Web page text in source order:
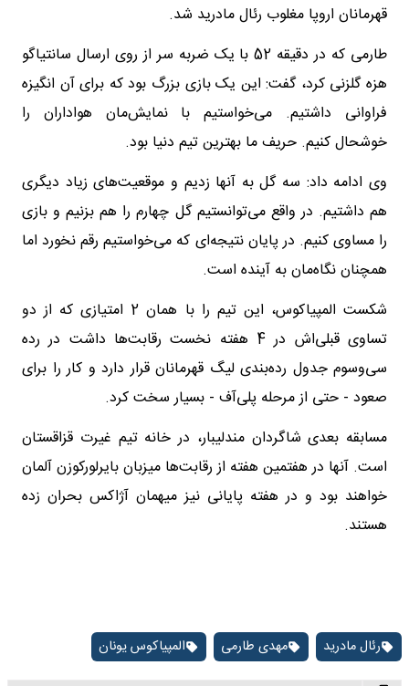
قهرمانان اروپا مغلوب رئال مادرید شد.
طارمی که در دقیقه 52 با یک ضربه سر از روی ارسال سانتیاگو
هزه گلزنی کرد، گفت: این یک بازی بزرگ بود که برای آن انگیزه
فراوانی داشتیم. می‌خواستیم با نمایش‌مان هواداران‌ را
خوشحال کنیم. حریف ما بهترین تیم دنیا بود.
وی ادامه داد: سه گل به آنها زدیم و موقعیت‌های زیاد دیگری
هم داشتیم. در واقع می‌توانستیم گل چهارم را هم بزنیم و بازی
را مساوی کنیم. در پایان نتیجه‌ای که می‌خواستیم رقم نخورد اما
همچنان نگاه‌مان به آینده است.
شکست المپیاکوس، این تیم را با همان 2 امتیازی که از دو
تساوی قبلی‌اش در 4 هفته نخست رقابت‌ها داشت در رده
سی‌و‌سوم جدول رده‌بندی لیگ قهرمانان قرار دارد و کار را برای
صعود - حتی از مرحله پلی‌آف - بسیار سخت کرد.
مسابقه بعدی شاگردان مندلیبار، در خانه تیم غیرت قزاقستان
است. آنها در هفتمین هفته از رقابت‌ها میزبان بایرلورکوزن آلمان
خواهند بود و در هفته پایانی نیز میهمان آژاکس بحران زده
هستند.
رئال مادرید مهدی طارمی المپیاکوس یونان